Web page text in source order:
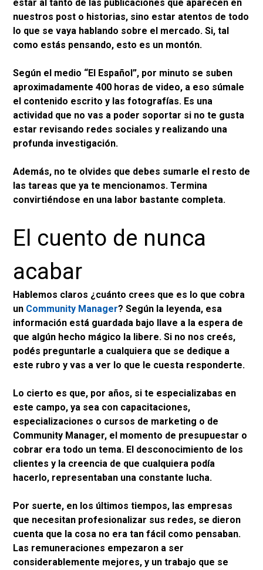
estar al tanto de las publicaciones que aparecen en
nuestros post o historias, sino estar atentos de todo
lo que se vaya hablando sobre el mercado. Si, tal
como estás pensando, esto es un montón.
Según el medio “El Español”, por minuto se suben
aproximadamente 400 horas de video, a eso súmale
el contenido escrito y las fotografías. Es una
actividad que no vas a poder soportar si no te gusta
estar revisando redes sociales y realizando una
profunda investigación.
Además, no te olvides que debes sumarle el resto de
las tareas que ya te mencionamos. Termina
convirtiéndose en una labor bastante completa.
El cuento de nunca
acabar
Hablemos claros ¿cuánto crees que es lo que cobra
un Community Manager? Según la leyenda, esa
información está guardada bajo llave a la espera de
que algún hecho mágico la libere. Si no nos creés,
podés preguntarle a cualquiera que se dedique a
este rubro y vas a ver lo que le cuesta responderte.
Lo cierto es que, por años, si te especializabas en
este campo, ya sea con capacitaciones,
especializaciones o cursos de marketing o de
Community Manager, el momento de presupuestar o
cobrar era todo un tema. El desconocimiento de los
clientes y la creencia de que cualquiera podía
hacerlo, representaban una constante lucha.
Por suerte, en los últimos tiempos, las empresas
que necesitan profesionalizar sus redes, se dieron
cuenta que la cosa no era tan fácil como pensaban.
Las remuneraciones empezaron a ser
considerablemente mejores, y un trabajo que se